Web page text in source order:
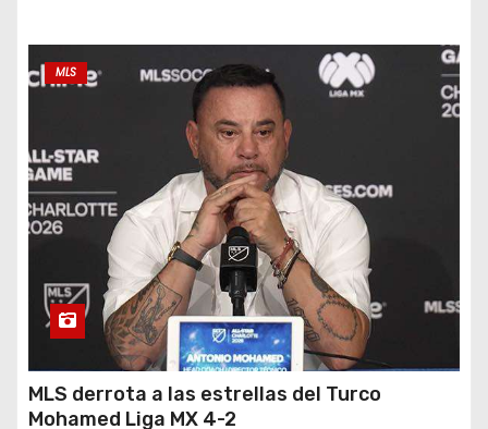
MLS
MLS derrota a las estrellas del Turco
Mohamed Liga MX 4-2